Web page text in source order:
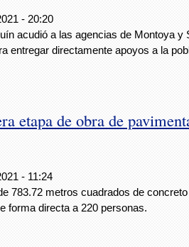
- 20:20
acudió a las agencias de Montoya y
entregar directamente apoyos a la
etapa de obra de
- 11:24
783.72 metros cuadrados de concreto
forma directa a 220 personas.